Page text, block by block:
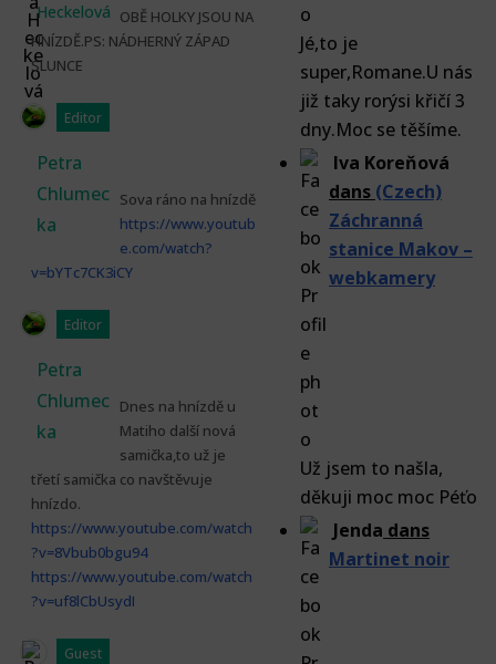
Jé,to je
super,Romane.U nás
již taky rorýsi křičí 3
dny.Moc se těšíme.
Iva Koreňová
dans (Czech)
Záchranná
stanice Makov –
webkamery
Už jsem to našla,
děkuji moc moc Péťo
Jenda dans
Martinet noir
Heckelová OBĚ HOLKY JSOU NA
HNÍZDĚ.PS: NÁDHERNÝ ZÁPAD
SLUNCE
Editor
Petra
Chlumec
ka
Sova ráno na hnízdě
https://www.youtub
e.com/watch?
v=bYTc7CK3iCY
Editor
Petra
Chlumec
ka
Dnes na hnízdě u
Matiho další nová
samička,to už je
třetí samička co navštěvuje
hnízdo.
https://www.youtube.com/watch
?v=8Vbub0bgu94
https://www.youtube.com/watch
?v=uf8lCbUsydI
Guest